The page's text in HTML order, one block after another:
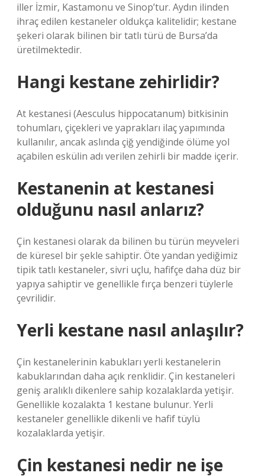
iller İzmir, Kastamonu ve Sinop’tur. Aydın ilinden
ihraç edilen kestaneler oldukça kalitelidir; kestane
şekeri olarak bilinen bir tatlı türü de Bursa’da
üretilmektedir.
Hangi kestane zehirlidir?
At kestanesi (Aesculus hippocatanum) bitkisinin
tohumları, çiçekleri ve yaprakları ilaç yapımında
kullanılır, ancak aslında çiğ yendiğinde ölüme yol
açabilen eskülin adı verilen zehirli bir madde içerir.
Kestanenin at kestanesi
olduğunu nasıl anlarız?
Çin kestanesi olarak da bilinen bu türün meyveleri
de küresel bir şekle sahiptir. Öte yandan yediğimiz
tipik tatlı kestaneler, sivri uçlu, hafifçe daha düz bir
yapıya sahiptir ve genellikle fırça benzeri tüylerle
çevrilidir.
Yerli kestane nasıl anlaşılır?
Çin kestanelerinin kabukları yerli kestanelerin
kabuklarından daha açık renklidir. Çin kestaneleri
geniş aralıklı dikenlere sahip kozalaklarda yetişir.
Genellikle kozalakta 1 kestane bulunur. Yerli
kestaneler genellikle dikenli ve hafif tüylü
kozalaklarda yetişir.
Çin kestanesi nedir ne işe